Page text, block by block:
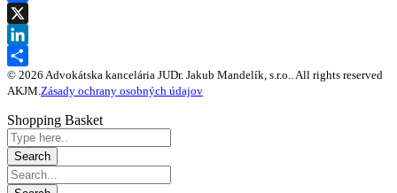
Facebook
X
LinkedIn
Share
© 2026 Advokátska kancelária JUDr. Jakub Mandelík, s.r.o.. All rights reserved
AKJM. Zásady ochrany osobných údajov
Shopping Basket